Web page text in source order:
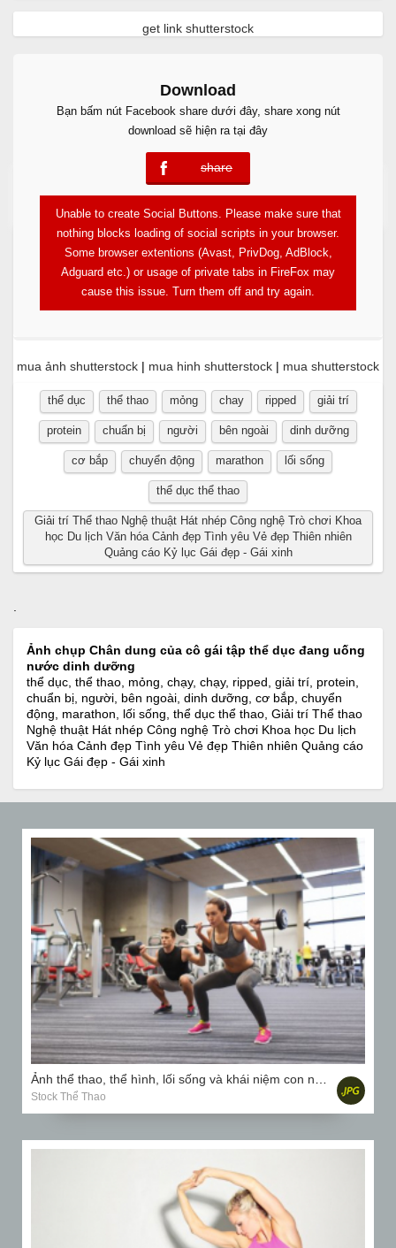
get link shutterstock
Free Download
Download
Bạn bấm nút Facebook share dưới đây, share xong nút
download sẽ hiện ra tại đây
share
error
Unable to create Social Buttons. Please make sure that
nothing blocks loading of social scripts in your browser.
Some browser extentions (Avast, PrivDog, AdBlock,
Adguard etc.) or usage of private tabs in FireFox may
cause this issue. Turn them off and try again.
mua ảnh shutterstock | mua hinh shutterstock | mua shutterstock
thể dục thể thao mỏng chay ripped giải trí
protein chuẩn bị người bên ngoài dinh dưỡng
cơ bắp chuyển động marathon lối sống
thể dục thể thao
Giải trí Thể thao Nghệ thuật Hát nhép Công nghệ Trò chơi Khoa
học Du lịch Văn hóa Cảnh đẹp Tình yêu Vẻ đẹp Thiên nhiên
Quảng cáo Kỷ lục Gái đẹp - Gái xinh
.
Ảnh chụp Chân dung của cô gái tập thể dục đang uống
nước dinh dưỡng
thể dục, thể thao, mỏng, chạy, chạy, ripped, giải trí, protein,
chuẩn bị, người, bên ngoài, dinh dưỡng, cơ bắp, chuyển
động, marathon, lối sống, thể dục thể thao, Giải trí Thể thao
Nghệ thuật Hát nhép Công nghệ Trò chơi Khoa học Du lịch
Văn hóa Cảnh đẹp Tình yêu Vẻ đẹp Thiên nhiên Quảng cáo
Kỷ lục Gái đẹp - Gái xinh
Stock Thể Thao